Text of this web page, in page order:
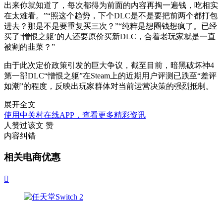
出来你就知道了，每次都得为前面的内容再掏一遍钱，吃相实
在太难看。”“照这个趋势，下个DLC是不是要把前两个都打包
进去？那是不是要重复买三次？”“纯粹是想圈钱想疯了。已经
买了‘憎恨之躯’的人还要原价买新DLC，合着老玩家就是一直
被割的韭菜？”
由于此次定价政策引发的巨大争议，截至目前，暗黑破坏神4
第一部DLC“憎恨之躯”在Steam上的近期用户评测已跌至“差评
如潮”的程度，反映出玩家群体对当前运营决策的强烈抵制。
展开全文
使用中关村在线APP，查看更多精彩资讯
人赞过该文 赞
内容纠错
相关电商优惠
